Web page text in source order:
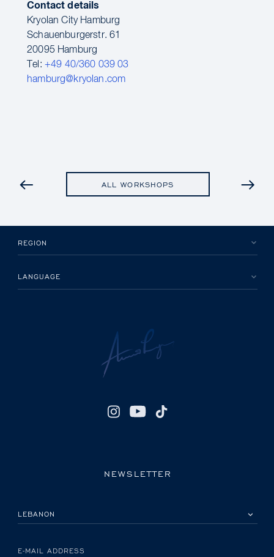
Contact details
Kryolan City Hamburg
Schauenburgerstr. 61
20095 Hamburg
Tel: +49 40/360 039 03
hamburg@kryolan.com
PREVIOUS
ALL WORKSHOPS
REGION
LANGUAGE
NEWSLETTER
E-MAIL ADDRESS